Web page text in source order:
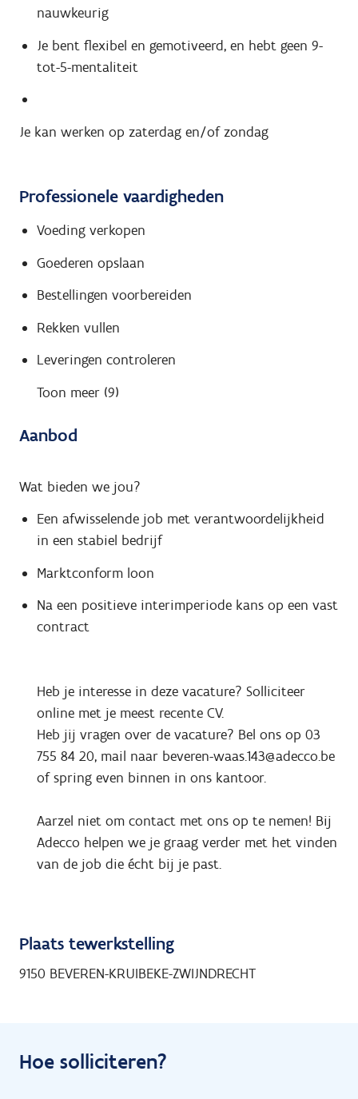
nauwkeurig
Je bent flexibel en gemotiveerd, en hebt geen 9-
tot-5-mentaliteit
Je kan werken op zaterdag en/of zondag
Professionele vaardigheden
Voeding verkopen
Goederen opslaan
Bestellingen voorbereiden
Rekken vullen
Leveringen controleren
Toon meer (9)
Aanbod
Wat bieden we jou?
Een afwisselende job met verantwoordelijkheid
in een stabiel bedrijf
Marktconform loon
Na een positieve interimperiode kans op een vast
contract
Heb je interesse in deze vacature? Solliciteer
online met je meest recente CV.
Heb jij vragen over de vacature? Bel ons op 03
755 84 20, mail naar beveren-waas.143@adecco.be
of spring even binnen in ons kantoor.
Aarzel niet om contact met ons op te nemen! Bij
Adecco helpen we je graag verder met het vinden
van de job die écht bij je past.
Plaats tewerkstelling
9150 BEVEREN-KRUIBEKE-ZWIJNDRECHT
Hoe solliciteren?